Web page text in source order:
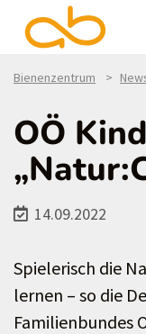
Bienenzentrum
OÖ
14.09.2022
Spielerisch die
lernen – so die
Familienbundes